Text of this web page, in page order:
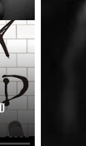
J...
B...